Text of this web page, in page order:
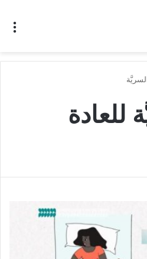
للعادة